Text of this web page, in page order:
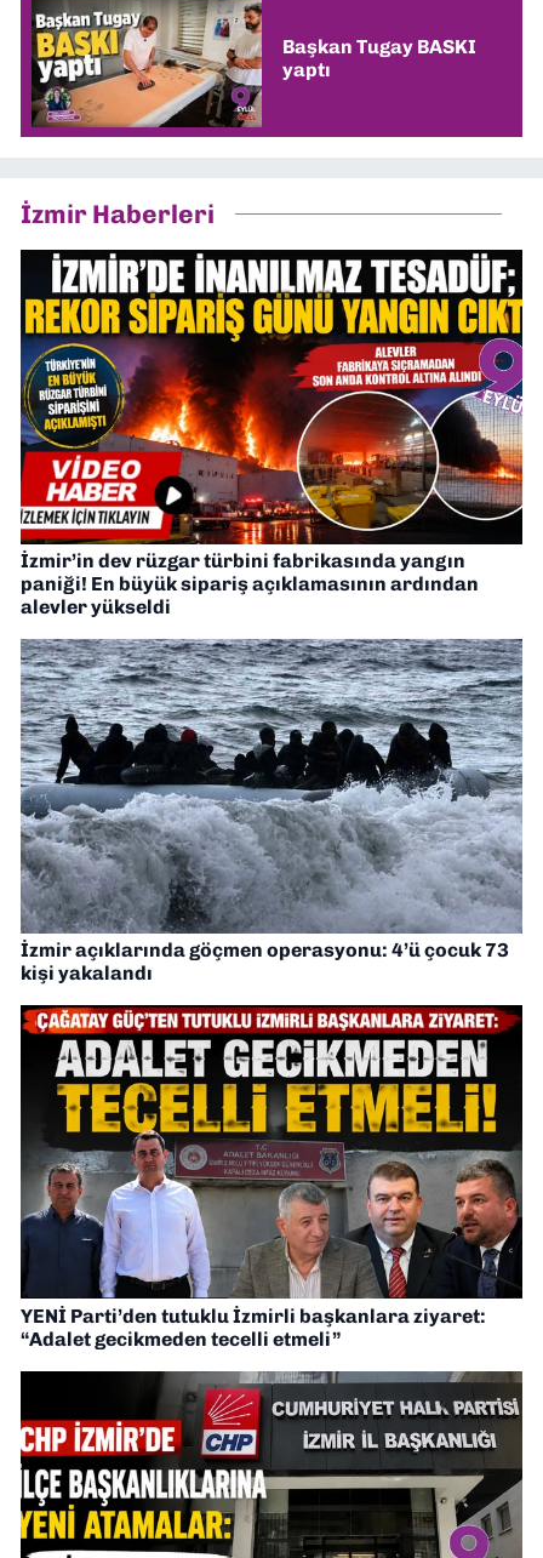
Başkan Tugay BASKI
yaptı
İzmir Haberleri
İzmir’in dev rüzgar türbini fabrikasında yangın
paniği! En büyük sipariş açıklamasının ardından
alevler yükseldi
İzmir açıklarında göçmen operasyonu: 4’ü çocuk 73
kişi yakalandı
YENİ Parti’den tutuklu İzmirli başkanlara ziyaret:
“Adalet gecikmeden tecelli etmeli”